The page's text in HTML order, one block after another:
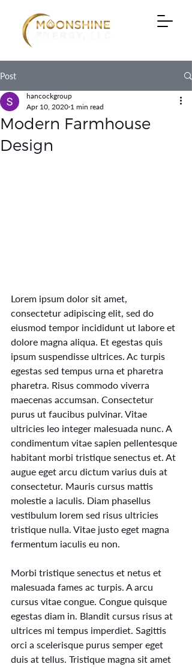
Post
Modern Farmhouse
Design
hancockgroup
Apr 10, 2020 1 min read
Lorem ipsum dolor sit amet,
consectetur adipiscing elit, sed do
eiusmod tempor incididunt ut labore et
dolore magna aliqua. Et egestas quis
ipsum suspendisse ultrices. Ac turpis
egestas sed tempus urna et pharetra
pharetra. Risus commodo viverra
maecenas accumsan. Consectetur
purus ut faucibus pulvinar. Vitae
ultricies leo integer malesuada nunc. A
condimentum vitae sapien pellentesque
habitant morbi tristique senectus et. At
augue eget arcu dictum varius duis at
consectetur. Mauris cursus mattis
molestie a iaculis. Diam phasellus
vestibulum lorem sed risus ultricies
tristique nulla. Vitae justo eget magna
fermentum iaculis eu non.
Morbi tristique senectus et netus et
malesuada fames ac turpis. A arcu
cursus vitae congue. Congue quisque
egestas diam in. Blandit cursus risus at
ultrices mi tempus imperdiet. Sagittis
orci a scelerisque purus semper eget
duis at tellus. Tristique magna sit amet